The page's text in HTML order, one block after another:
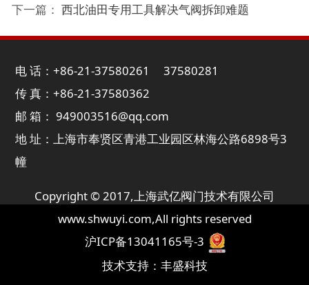
下一篇： 西北油田专用工具解决气阀拆卸难题
电 话：+86-21-37580261 37580281
传 真：+86-21-37580362
邮 箱： 949003516@qq.com
地 址：上海市奉贤区青港工业园区林海公路6898号3
幢
Copyright © 2017,上海武亿阀门技术有限公司
www.shwuyi.com,All rights reserved
沪ICP备13041165号-3
技术支持： 丰盛科技